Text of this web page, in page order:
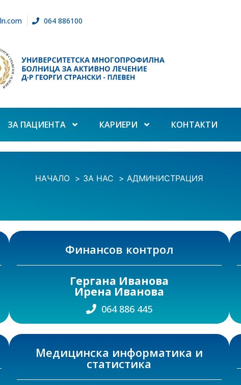
064 886100
ЗА ПАЦИЕНТА КАРИЕРИ КОНТАКТИ
НАЧАЛО ЗА НАС АДМИНИСТРАЦИЯ
Финансов контрол
Гергана Иванова
Ирена Иванова
064 886 445
Медицинска информатика и
статистика